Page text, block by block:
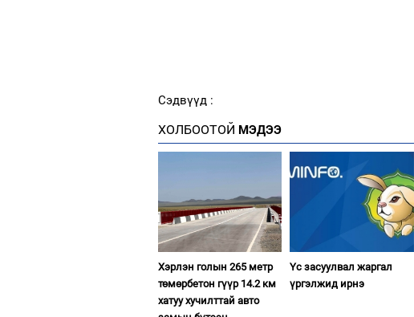
Сэдвүүд :
ХОЛБООТОЙ МЭДЭЭ
Хэрлэн голын 265 метр
төмөрбетон гүүр 14.2 км
хатуу хучилттай авто
Үс засуулвал жаргал
үргэлжид ирнэ